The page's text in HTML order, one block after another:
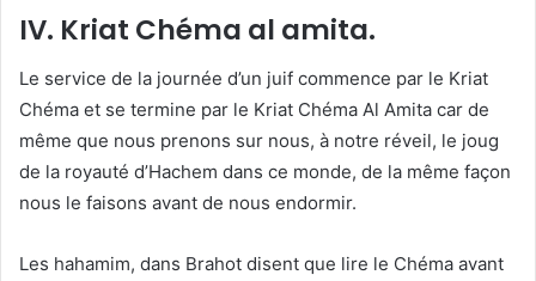
IV. Kriat Chéma al amita.
Le service de la journée d’un juif commence par le Kriat
Chéma et se termine par le Kriat Chéma Al Amita car de
même que nous prenons sur nous, à notre réveil, le joug
de la royauté d’Hachem dans ce monde, de la même façon
nous le faisons avant de nous endormir.
Les hahamim, dans Brahot disent que lire le Chéma avant